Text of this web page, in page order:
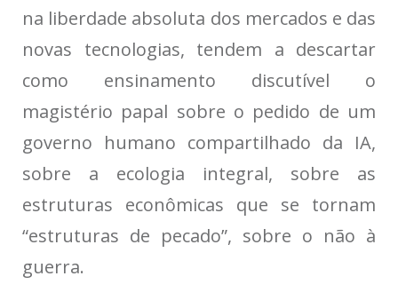
na liberdade absoluta dos mercados e das
novas tecnologias, tendem a descartar
como ensinamento discutível o
magistério papal sobre o pedido de um
governo humano compartilhado da IA,
sobre a ecologia integral, sobre as
estruturas econômicas que se tornam
“estruturas de pecado”, sobre o não à
guerra.